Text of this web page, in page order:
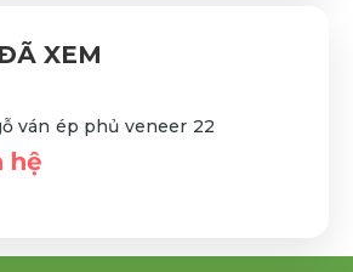
XEM
ván ép phủ veneer 22
hệ